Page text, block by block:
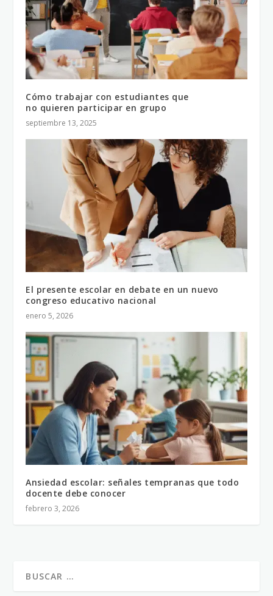
Cómo trabajar con estudiantes que
no quieren participar en grupo
septiembre 13, 2025
El presente escolar en debate en un nuevo
congreso educativo nacional
enero 5, 2026
Ansiedad escolar: señales tempranas que todo
docente debe conocer
febrero 3, 2026